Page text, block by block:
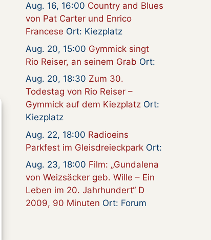
Aug. 16, 16:00 Country and Blues
von Pat Carter und Enrico
Francese Ort: Kiezplatz
Aug. 20, 15:00 Gymmick singt
Rio Reiser, an seinem Grab Ort:
Aug. 20, 18:30 Zum 30.
Todestag von Rio Reiser –
Gymmick auf dem Kiezplatz Ort:
Kiezplatz
Aug. 22, 18:00 Radioeins
Parkfest im Gleisdreieckpark Ort:
Aug. 23, 18:00 Film: „Gundalena
von Weizsäcker geb. Wille – Ein
Leben im 20. Jahrhundert“ D
2009, 90 Minuten Ort: Forum